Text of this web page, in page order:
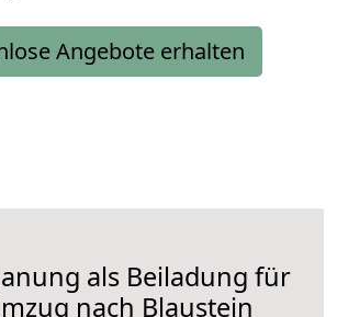
Angebote erhalten
als Beiladung für
nach Blaustein